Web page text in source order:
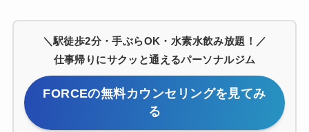
＼駅徒歩2分・手ぶらOK・水素水飲み放題！／
仕事帰りにサクッと通えるパーソナルジム
FORCEの無料カウンセリングを見てみ
る